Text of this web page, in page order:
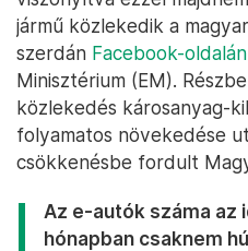
jármű közlekedik a
szerdán Facebook-oldalán
Minisztérium (EM).
közlekedés károsanyag-
folyamatos növekedése
csökkenésbe fordult
Az e-autók száma az
hónapban csaknem